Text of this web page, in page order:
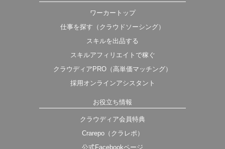
ワーカートップ
仕事を探す（クラウドソーシング）
スキルを出品する
スキルアフィリエイトで稼ぐ
クラウディアPRO（高単価マッチング）
採用オンラインアシスタント
お役立ち情報
クラウディア会員特典
Crarepo（クラレポ）
公式Facebookページ